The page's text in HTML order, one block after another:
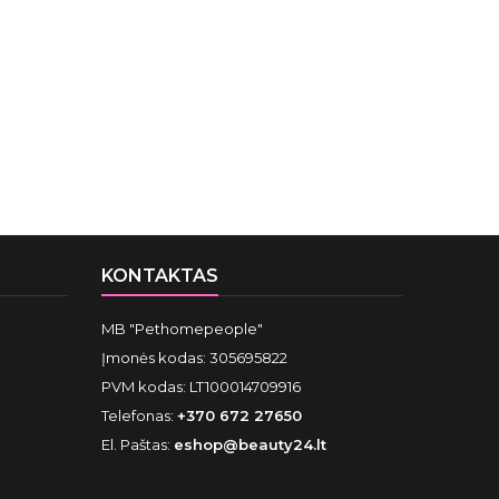
KONTAKTAS
MB "Pethomepeople"
Įmonės kodas: 305695822
PVM kodas: LT100014709916
Telefonas: +370 672 27650
El. Paštas: eshop@beauty24.lt